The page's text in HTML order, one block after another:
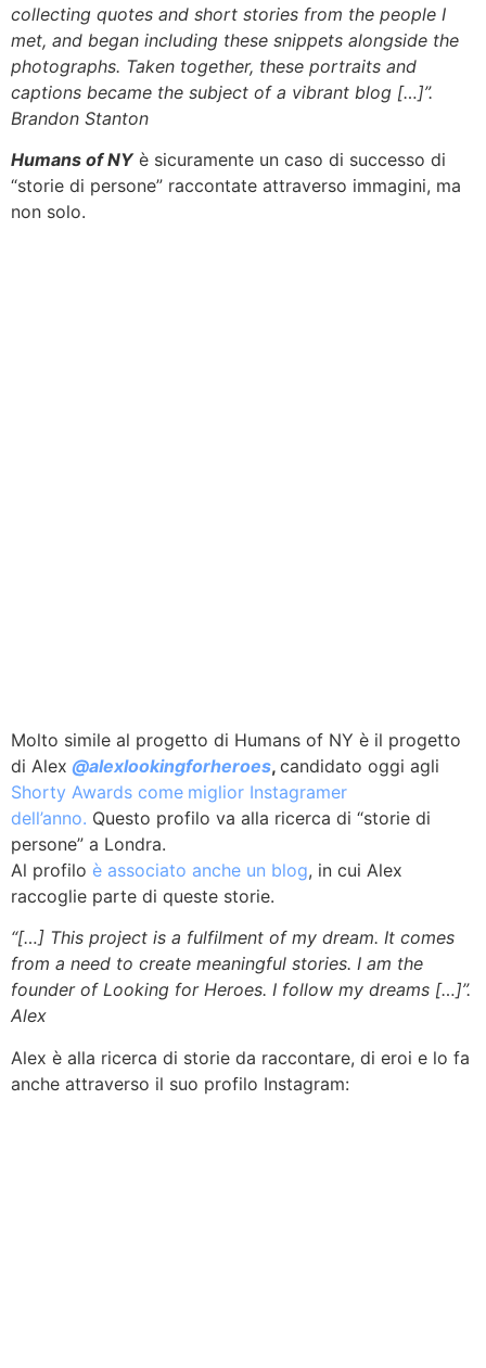
collecting quotes and short stories from the people I
met, and began including these snippets alongside the
photographs. Taken together, these portraits and
captions became the subject of a vibrant blog […]”.
Brandon Stanton
Humans of NY è sicuramente un caso di successo di
“storie di persone” raccontate attraverso immagini, ma
non solo.
Molto simile al progetto di Humans of NY è il progetto
di Alex @alexlookingforheroes, candidato oggi agli
Shorty Awards come miglior Instagramer
dell’anno. Questo profilo va alla ricerca di “storie di
persone” a Londra.
Al profilo è associato anche un blog, in cui Alex
raccoglie parte di queste storie.
“[…] This project is a fulfilment of my dream. It comes
from a need to create meaningful stories. I am the
founder of Looking for Heroes. I follow my dreams […]”.
Alex
Alex è alla ricerca di storie da raccontare, di eroi e lo fa
anche attraverso il suo profilo Instagram: